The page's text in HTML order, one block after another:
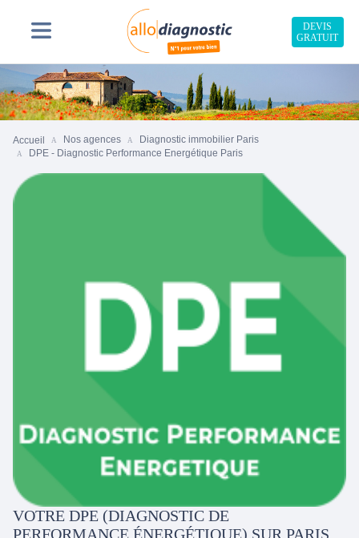
DEVIS
GRATUIT
Accueil Nos agences
Diagnostic immobilier Paris
DPE - Diagnostic Performance Energétique Paris
VOTRE DPE (DIAGNOSTIC DE
PERFORMANCE ÉNERGÉTIQUE) SUR PARIS